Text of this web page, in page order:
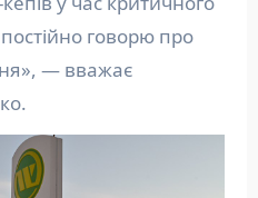
говорю про
— вважає